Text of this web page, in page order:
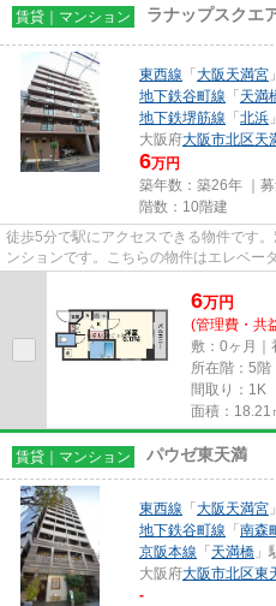
賃貸｜マンション ラナップスクエ
東西線 「 大阪天満宮
地下鉄谷町線 「 天満
地下鉄堺筋線 「 北浜
大阪府大阪市北区天
6万円
築年数：築26年 ｜募
階数：10階建
徒歩5分で駅にアクセスできる物件です
ンションです。こちらの物件はエレベー
6万円
(管理費・共
敷：0ヶ月｜
所在階：5階
間取り：1K
面積：18.21
賃貸｜マンション パウゼ東天満
東西線 「 大阪天満宮
地下鉄谷町線 「 南森
京阪本線 「 天満橋 」
大阪府大阪市北区東
-